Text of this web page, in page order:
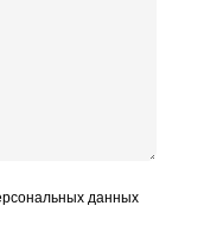
данных